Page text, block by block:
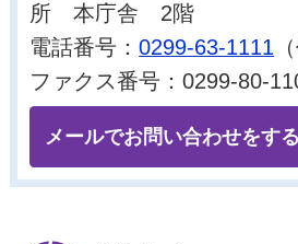
所 本庁舎 2階
電話番号：0299-63-1111
ファクス番号：0299-80-
メールでお問い合わせをする